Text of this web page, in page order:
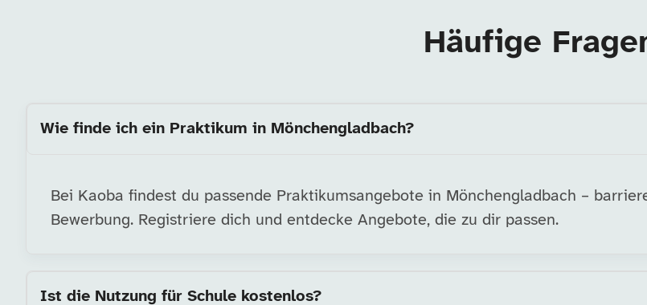
Häufige
Wie finde ich ein Praktikum in Mönchengladbach?
Bei Kaoba findest du passende Praktikumsangebote in Mönchengladbach –
Bewerbung. Registriere dich und entdecke Angebote, die zu dir passen.
Ist die Nutzung für Schule kostenlos?